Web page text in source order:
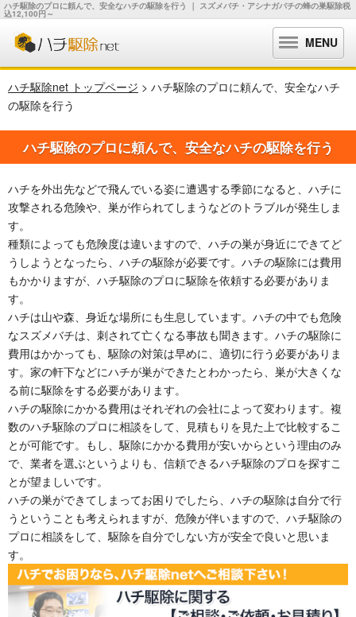
ハチ駆除のプロに頼んで、安全なハチの駆除を行う ｜ スズメバチ・アシナガバチの蜂の巣駆除税
込12,100円～
MENU
ハチ駆除net トップページ > ハチ駆除のプロに頼んで、安全なハチ
の駆除を行う
ハチ駆除のプロに頼んで、安全なハチの駆除を行う
ハチを外出先などで飛んでいる姿に遭遇する季節になると、ハチに
攻撃される危険や、巣が作られてしまうなどのトラブルが発生しま
す。
種類によっても危険度は違いますので、ハチの巣が身近にできてど
うしようとなったら、ハチの駆除が必要です。ハチの駆除には費用
もかかりますが、ハチ駆除のプロに駆除を依頼する必要がありま
す。
ハチは山や森、身近な場所にも生息しています。ハチの中でも危険
なスズメバチは、刺されて亡くなる事故も聞きます。ハチの駆除に
費用はかかっても、駆除の対策は早めに、適切に行う必要がありま
す。家の軒下などにハチが巣ができたとわかったら、巣が大きくな
る前に駆除をする必要があります。
ハチの駆除にかかる費用はそれぞれの会社によって変わります。複
数のハチ駆除のプロに相談をして、見積もりを見た上で比較するこ
とが可能です。もし、駆除にかかる費用が安いからという理由のみ
で、業者を選ぶというよりも、信頼できるハチ駆除のプロを探すこ
とが望ましいです。
ハチの巣ができてしまってお困りでしたら、ハチの駆除は自分で行
うということも考えられますが、危険が伴いますので、ハチ駆除の
プロに相談をして、駆除を自分でしない方が安全で良いと思いま
す。